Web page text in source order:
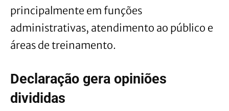
principalmente em funções
administrativas, atendimento ao público e
áreas de treinamento.
Declaração gera opiniões
divididas